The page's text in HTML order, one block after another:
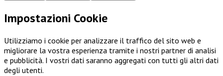
Impostazioni Cookie
Utilizziamo i cookie per analizzare il traffico del sito web e
migliorare la vostra esperienza tramite i nostri partner di analisi
e pubblicità. I vostri dati saranno aggregati con tutti gli altri dati
degli utenti.